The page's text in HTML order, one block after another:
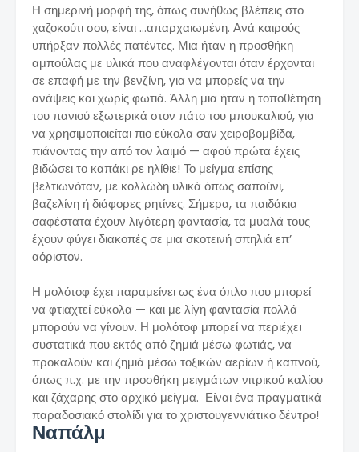
Η σημερινή μορφή της, όπως συνήθως βλέπεις στο
χαζοκούτι σου, είναι …απαρχαιωμένη. Ανά καιρούς
υπήρξαν πολλές πατέντες. Μια ήταν η προσθήκη
αμπούλας με υλικά που αναφλέγονται όταν έρχονται
σε επαφή με την βενζίνη, για να μπορείς να την
ανάψεις και χωρίς φωτιά. Άλλη μια ήταν η τοποθέτηση
του πανιού εξωτερικά στον πάτο του μπουκαλιού, για
να χρησιμοποιείται πιο εύκολα σαν χειροβομβίδα,
πιάνοντας την από τον λαιμό — αφού πρώτα έχεις
βιδώσει το καπάκι ρε ηλίθιε! Το μείγμα επίσης
βελτιωνόταν, με κολλώδη υλικά όπως σαπούνι,
βαζελίνη ή διάφορες ρητίνες. Σήμερα, τα παιδάκια
σαφέστατα έχουν λιγότερη φαντασία, τα μυαλά τους
έχουν φύγει διακοπές σε μια σκοτεινή σπηλιά επ’
αόριστον.
Η μολότοφ έχει παραμείνει ως ένα όπλο που μπορεί
να φτιαχτεί εύκολα — και με λίγη φαντασία πολλά
μπορούν να γίνουν. Η μολότοφ μπορεί να περιέχει
συστατικά που εκτός από ζημιά μέσω φωτιάς, να
προκαλούν και ζημιά μέσω τοξικών αερίων ή καπνού,
όπως π.χ. με την προσθήκη μειγμάτων νιτρικού καλίου
και ζάχαρης στο αρχικό μείγμα. Είναι ένα πραγματικά
παραδοσιακό στολίδι για το χριστουγεννιάτικο δέντρο!
Ναπάλμ